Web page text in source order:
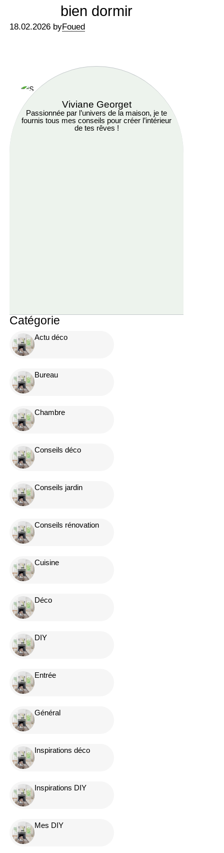
bien dormir
18.02.2026 byFoued
Viviane Georget
Passionnée par l’univers de la maison, je te
fournis tous mes conseils pour créer l’intérieur
de tes rêves !
Catégorie
Actu déco
Bureau
Chambre
Conseils déco
Conseils jardin
Conseils rénovation
Cuisine
Déco
DIY
Entrée
Général
Inspirations déco
Inspirations DIY
Mes DIY